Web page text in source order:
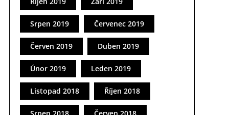
Srpen 2019 Červenec 2019
Červen 2019 Duben 2019
Únor 2019 Leden 2019
Listopad 2018 Říjen 2018